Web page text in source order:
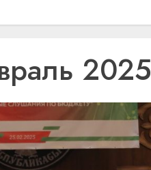
2025